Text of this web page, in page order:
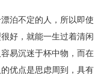
泊不定的人，所以即使
好，就能一生过着清闲
易沉迷于杯中物，而在
优点是思虑周到，具有